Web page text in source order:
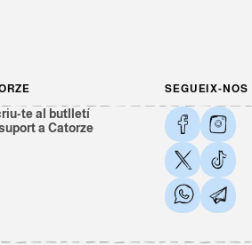
te al butlletí
a Catorze
SEGUEIX-NOS